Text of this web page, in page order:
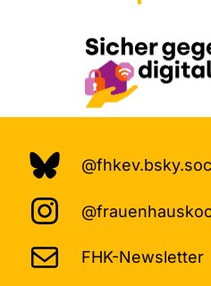
FHK-Newsletter